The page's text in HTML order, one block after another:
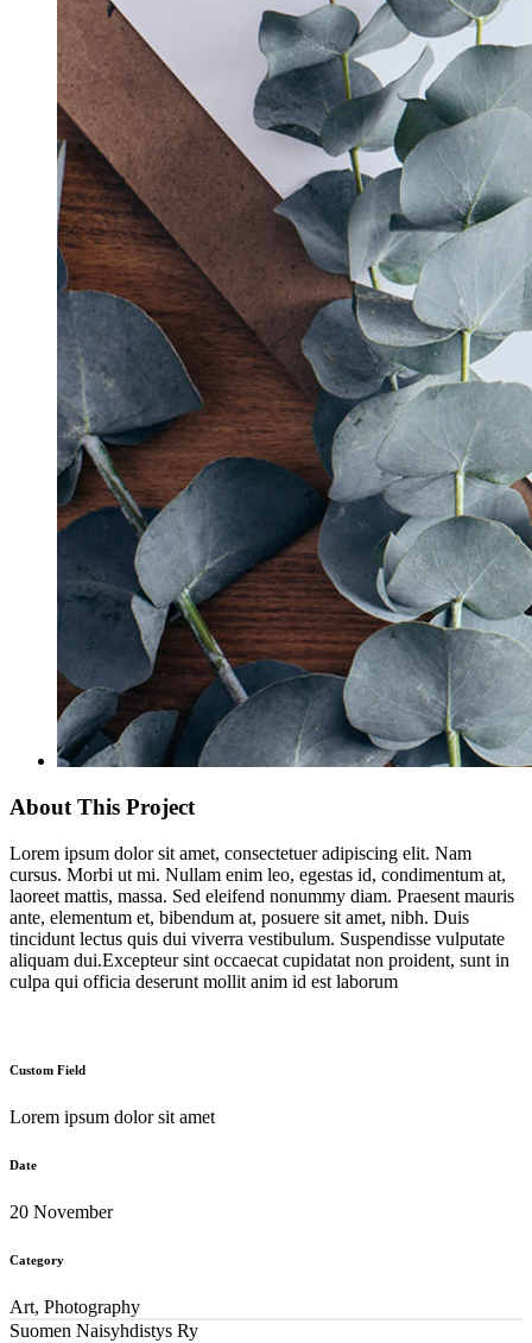
About This Project
Lorem ipsum dolor sit amet, consectetuer adipiscing elit. Nam
cursus. Morbi ut mi. Nullam enim leo, egestas id, condimentum at,
laoreet mattis, massa. Sed eleifend nonummy diam. Praesent mauris
ante, elementum et, bibendum at, posuere sit amet, nibh. Duis
tincidunt lectus quis dui viverra vestibulum. Suspendisse vulputate
aliquam dui.Excepteur sint occaecat cupidatat non proident, sunt in
culpa qui officia deserunt mollit anim id est laborum
Custom Field
Lorem ipsum dolor sit amet
Date
20 November
Category
Art, Photography
Suomen Naisyhdistys Ry